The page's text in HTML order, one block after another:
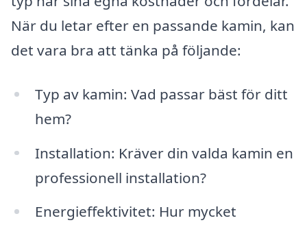
När du letar efter en passande kamin, kan
det vara bra att tänka på följande:
Typ av kamin: Vad passar bäst för ditt
hem?
Installation: Kräver din valda kamin en
professionell installation?
Energieffektivitet: Hur mycket